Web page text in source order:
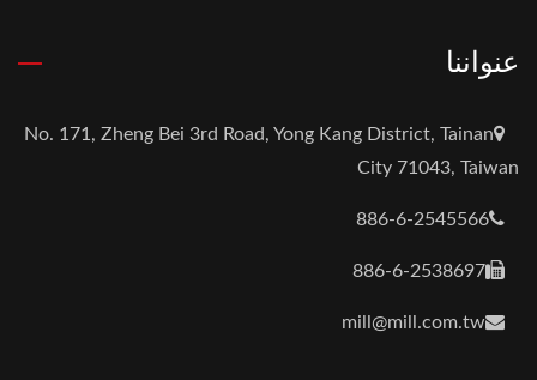
عنواننا
No. 171, Zheng Bei 3rd Road, Yong Kang District, Tainan
City 71043, Taiwan
886-6-2545566
886-6-2538697
mill@mill.com.tw